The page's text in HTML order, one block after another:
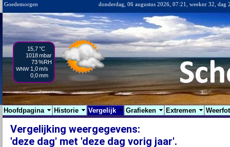
Goedemorgen donderdag, 06 augustus 2026, 07:21, weeknr 32, dag
15,7°C
1018mbar
73%RH
WNW1,0m/s
0,0mm
Hoofdpagina Historie Vergelijk Grafieken Extremen
Vergelijking weergegevens:
'deze dag' met 'deze dag vorig jaar'.